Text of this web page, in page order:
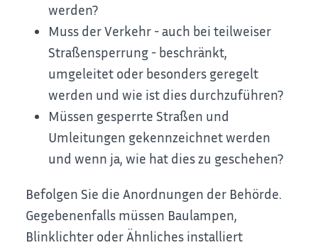
werden?
Muss der Verkehr - auch bei teilweiser
Straßensperrung - beschränkt,
umgeleitet oder besonders geregelt
werden und wie ist dies durchzuführen?
Müssen gesperrte Straßen und
Umleitungen gekennzeichnet werden
und wenn ja, wie hat dies zu geschehen?
Befolgen Sie die Anordnungen der Behörde.
Gegebenenfalls müssen Baulampen,
Blinklichter oder Ähnliches installiert